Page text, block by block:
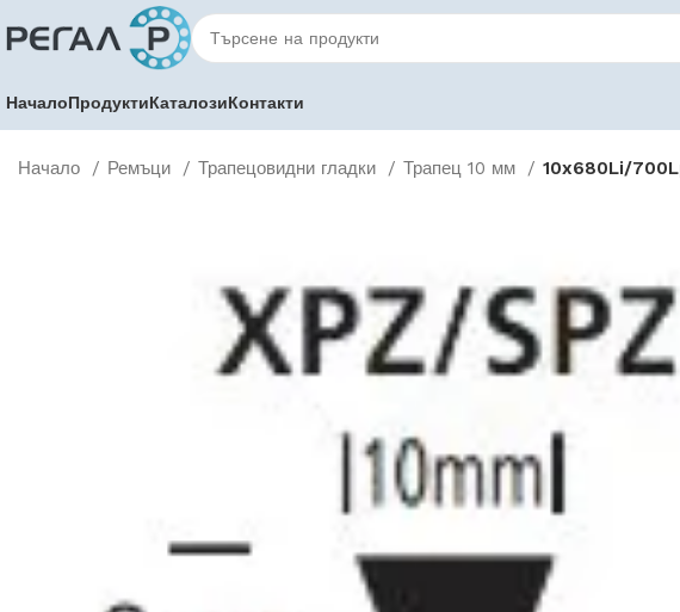
НачалоПродуктиКаталозиКонтакти
Начало Ремъци Трапецовидни гладки Трапец 10 мм 10x680Li/